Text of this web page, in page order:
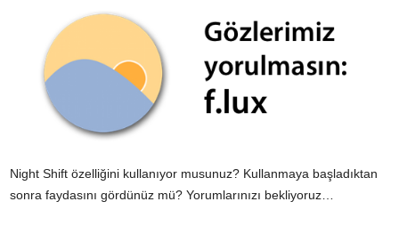
Night Shift özelliğini kullanıyor musunuz? Kullanmaya başladıktan
sonra faydasını gördünüz mü? Yorumlarınızı bekliyoruz…